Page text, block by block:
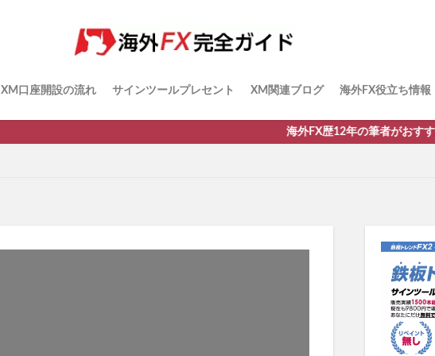
XM口座開設の流れ サインツールプレセント XM関連ブログ 海外FX役立ち情報
海外FX歴12年の筆者がおすすめのFX会社